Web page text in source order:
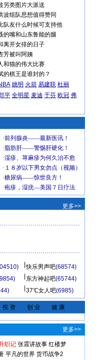
另类图片大派送
波组队思想值得赞同
队友什么时候可支持他
的嘴和山东鲁能的腿
离开女排的日子
芳被叫阿姨
和猫的伟大比赛
的棋王是谁封的？
姚明 火箭 易建联 杜丽
平 全明星 麦迪 于芬 欧冠 弗
更多>>
快乐男声吧(68574)
东方神起吧(65744)
37℃女人吧(6985)
投 资 创 业 健 康
更多>>
职记 张震讲故事 红楼梦
平凡的世界 货币战争2